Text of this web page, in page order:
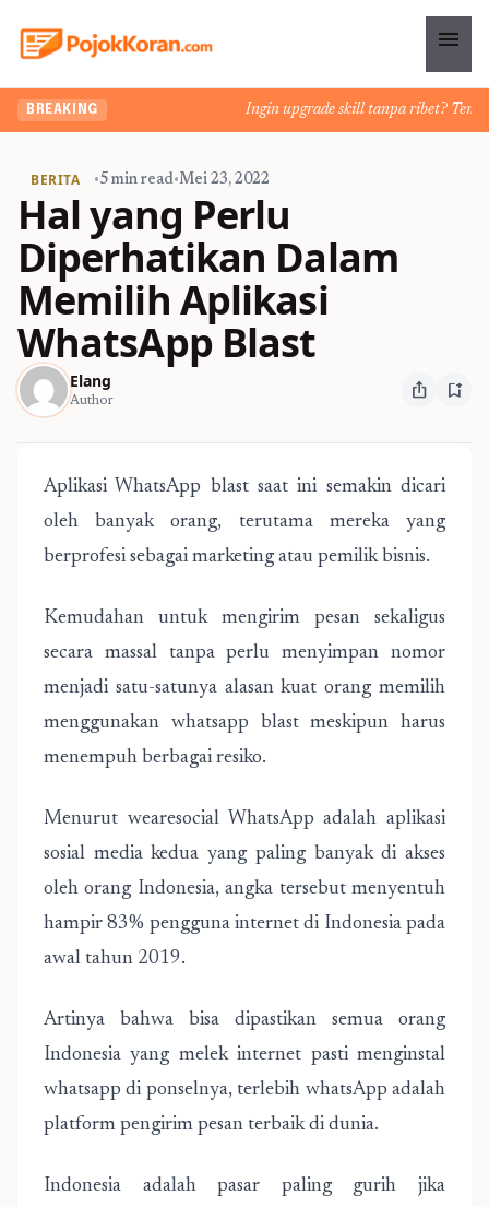
menu
BREAKING Ingin upgrade skill tanpa ribet?
BERITA •5 min read•Mei 23, 2022
Hal yang Perlu
Diperhatikan Dalam
Memilih Aplikasi
WhatsApp Blast
Elang
Author ios_share bookmark_add
Aplikasi WhatsApp blast saat ini semakin dicari
oleh banyak orang, terutama mereka yang
berprofesi sebagai marketing atau pemilik bisnis.
Kemudahan untuk mengirim pesan sekaligus
secara massal tanpa perlu menyimpan nomor
menjadi satu-satunya alasan kuat orang memilih
menggunakan whatsapp blast meskipun harus
menempuh berbagai resiko.
Menurut wearesocial WhatsApp adalah aplikasi
sosial media kedua yang paling banyak di akses
oleh orang Indonesia, angka tersebut menyentuh
hampir 83% pengguna internet di Indonesia pada
awal tahun 2019.
Artinya bahwa bisa dipastikan semua orang
Indonesia yang melek internet pasti menginstal
whatsapp di ponselnya, terlebih whatsApp adalah
platform pengirim pesan terbaik di dunia.
Indonesia adalah pasar paling gurih jika